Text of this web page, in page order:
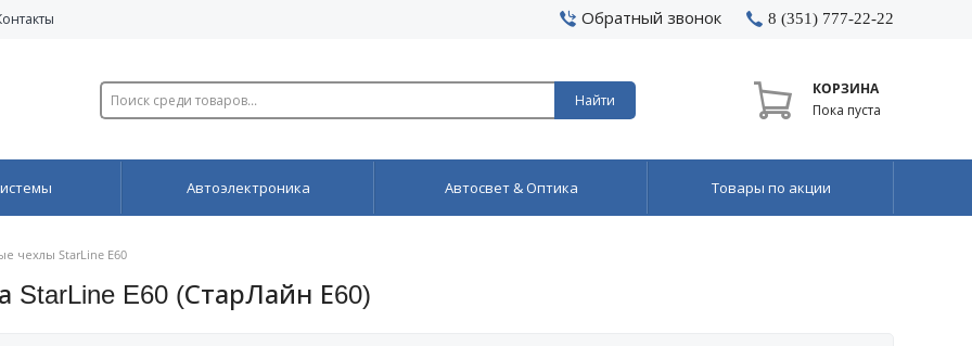
Обратный звонок 8 (351) 777-22-22
Найти
КОРЗИНА
Пока пуста
Автоэлектроника Автосвет & Оптика Товары по акции
чехлы StarLine E60
E60 (СтарЛайн Е60)